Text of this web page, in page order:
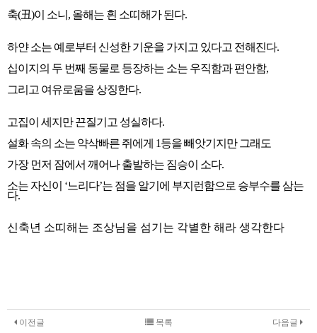
축(丑)이 소니, 올해는 흰 소띠해가 된다.
하얀 소는 예로부터 신성한 기운을 가지고 있다고 전해진다.
십이지의 두 번째 동물로 등장하는 소는 우직함과 편안함,
그리고 여유로움을 상징한다.
고집이 세지만 끈질기고 성실하다.
설화 속의 소는 약삭빠른 쥐에게 1등을 빼앗기지만 그래도
가장 먼저 잠에서 깨어나 출발하는 짐승이 소다.
소는 자신이 ‘느리다’는 점을 알기에 부지런함으로 승부수를 삼는
다.
신축년 소띠해는 조상님을 섬기는 각별한 해라 생각한다
이전글 다음글
목록